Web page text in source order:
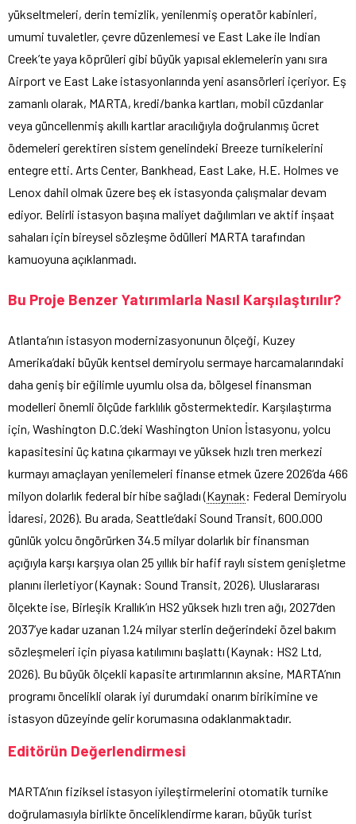
yükseltmeleri, derin temizlik, yenilenmiş operatör kabinleri,
umumi tuvaletler, çevre düzenlemesi ve East Lake ile Indian
Creek’te yaya köprüleri gibi büyük yapısal eklemelerin yanı sıra
Airport ve East Lake istasyonlarında yeni asansörleri içeriyor. Eş
zamanlı olarak, MARTA, kredi/banka kartları, mobil cüzdanlar
veya güncellenmiş akıllı kartlar aracılığıyla doğrulanmış ücret
ödemeleri gerektiren sistem genelindeki Breeze turnikelerini
entegre etti. Arts Center, Bankhead, East Lake, H.E. Holmes ve
Lenox dahil olmak üzere beş ek istasyonda çalışmalar devam
ediyor. Belirli istasyon başına maliyet dağılımları ve aktif inşaat
sahaları için bireysel sözleşme ödülleri MARTA tarafından
kamuoyuna açıklanmadı.
Bu Proje Benzer Yatırımlarla Nasıl Karşılaştırılır?
Atlanta’nın istasyon modernizasyonunun ölçeği, Kuzey
Amerika’daki büyük kentsel demiryolu sermaye harcamalarındaki
daha geniş bir eğilimle uyumlu olsa da, bölgesel finansman
modelleri önemli ölçüde farklılık göstermektedir. Karşılaştırma
için, Washington D.C.’deki Washington Union İstasyonu, yolcu
kapasitesini üç katına çıkarmayı ve yüksek hızlı tren merkezi
kurmayı amaçlayan yenilemeleri finanse etmek üzere 2026’da 466
milyon dolarlık federal bir hibe sağladı (Kaynak: Federal Demiryolu
İdaresi, 2026). Bu arada, Seattle’daki Sound Transit, 600.000
günlük yolcu öngörürken 34.5 milyar dolarlık bir finansman
açığıyla karşı karşıya olan 25 yıllık bir hafif raylı sistem genişletme
planını ilerletiyor (Kaynak: Sound Transit, 2026). Uluslararası
ölçekte ise, Birleşik Krallık’ın HS2 yüksek hızlı tren ağı, 2027’den
2037’ye kadar uzanan 1.24 milyar sterlin değerindeki özel bakım
sözleşmeleri için piyasa katılımını başlattı (Kaynak: HS2 Ltd,
2026). Bu büyük ölçekli kapasite artırımlarının aksine, MARTA’nın
programı öncelikli olarak iyi durumdaki onarım birikimine ve
istasyon düzeyinde gelir korumasına odaklanmaktadır.
Editörün Değerlendirmesi
MARTA’nın fiziksel istasyon iyileştirmelerini otomatik turnike
doğrulamasıyla birlikte önceliklendirme kararı, büyük turist